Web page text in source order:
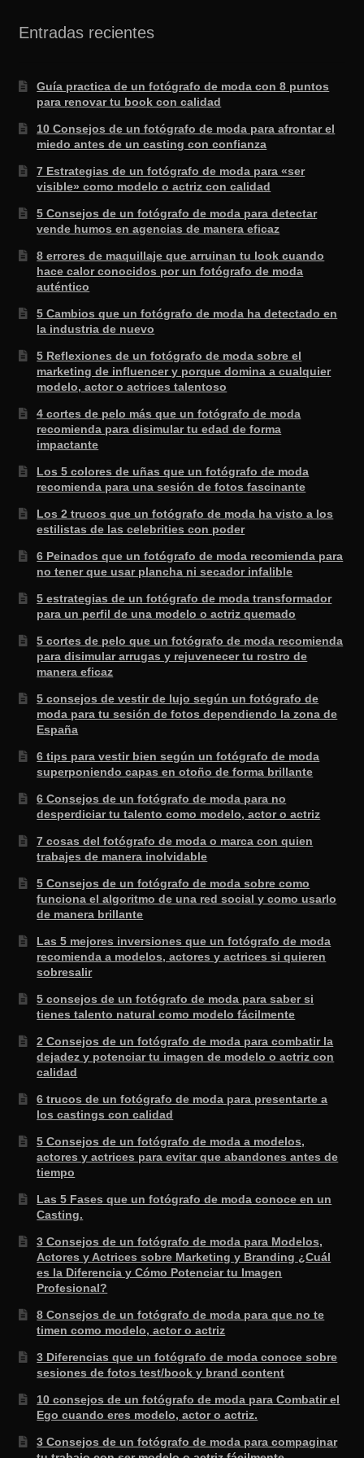
Entradas recientes
Guía practica de un fotógrafo de moda con 8 puntos
para renovar tu book con calidad
10 Consejos de un fotógrafo de moda para afrontar el
miedo antes de un casting con confianza
7 Estrategias de un fotógrafo de moda para «ser
visible» como modelo o actriz con calidad
5 Consejos de un fotógrafo de moda para detectar
vende humos en agencias de manera eficaz
8 errores de maquillaje que arruinan tu look cuando
hace calor conocidos por un fotógrafo de moda
auténtico
5 Cambios que un fotógrafo de moda ha detectado en
la industria de nuevo
5 Reflexiones de un fotógrafo de moda sobre el
marketing de influencer y porque domina a cualquier
modelo, actor o actrices talentoso
4 cortes de pelo más que un fotógrafo de moda
recomienda para disimular tu edad de forma
impactante
Los 5 colores de uñas que un fotógrafo de moda
recomienda para una sesión de fotos fascinante
Los 2 trucos que un fotógrafo de moda ha visto a los
estilistas de las celebrities con poder
6 Peinados que un fotógrafo de moda recomienda para
no tener que usar plancha ni secador infalible
5 estrategias de un fotógrafo de moda transformador
para un perfil de una modelo o actriz quemado
5 cortes de pelo que un fotógrafo de moda recomienda
para disimular arrugas y rejuvenecer tu rostro de
manera eficaz
5 consejos de vestir de lujo según un fotógrafo de
moda para tu sesión de fotos dependiendo la zona de
España
6 tips para vestir bien según un fotógrafo de moda
superponiendo capas en otoño de forma brillante
6 Consejos de un fotógrafo de moda para no
desperdiciar tu talento como modelo, actor o actriz
7 cosas del fotógrafo de moda o marca con quien
trabajes de manera inolvidable
5 Consejos de un fotógrafo de moda sobre como
funciona el algoritmo de una red social y como usarlo
de manera brillante
Las 5 mejores inversiones que un fotógrafo de moda
recomienda a modelos, actores y actrices si quieren
sobresalir
5 consejos de un fotógrafo de moda para saber si
tienes talento natural como modelo fácilmente
2 Consejos de un fotógrafo de moda para combatir la
dejadez y potenciar tu imagen de modelo o actriz con
calidad
6 trucos de un fotógrafo de moda para presentarte a
los castings con calidad
5 Consejos de un fotógrafo de moda a modelos,
actores y actrices para evitar que abandones antes de
tiempo
Las 5 Fases que un fotógrafo de moda conoce en un
Casting.
3 Consejos de un fotógrafo de moda para Modelos,
Actores y Actrices sobre Marketing y Branding ¿Cuál
es la Diferencia y Cómo Potenciar tu Imagen
Profesional?
8 Consejos de un fotógrafo de moda para que no te
timen como modelo, actor o actriz
3 Diferencias que un fotógrafo de moda conoce sobre
sesiones de fotos test/book y brand content
10 consejos de un fotógrafo de moda para Combatir el
Ego cuando eres modelo, actor o actriz.
3 Consejos de un fotógrafo de moda para compaginar